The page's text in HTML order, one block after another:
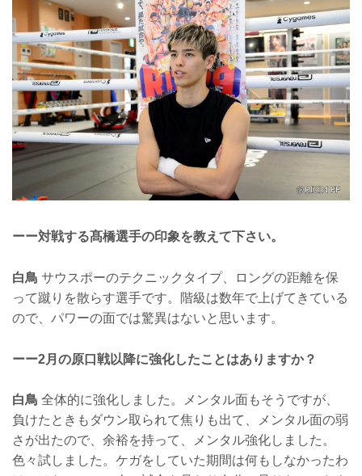
ーー対戦する髙橋選手の印象を教えて下さい。
白鳥 サウスポーのテクニックタイプ、ロングの距離を保
って蹴りを散らす選手です。階級は数年で上げてきている
ので、パワーの面では驚異はないと思います。
ーー2月の原口戦以降に強化したことはありますか？
白鳥 全体的に強化しました。メンタル面もそうですが、
負けたときもダウン取られて焦りも出て、メンタル面の弱
さが出たので、余裕を持って、メンタル強化しました。
色々試しました。ケガをしていた期間は何もしなかったわ